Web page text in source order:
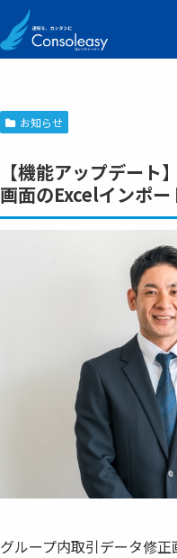
お知らせ
【機能アップデート
画面のExcelインポ
グループ内取引データ修